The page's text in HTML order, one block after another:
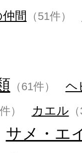
間 （51件）
（61件） ヘ
） カエル
サメ・エ